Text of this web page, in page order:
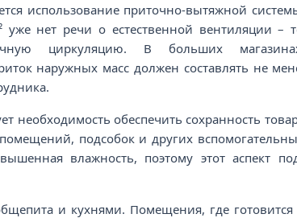
использование приточно-вытяжной
нет речи о естественной вентиляции –
циркуляцию. В больших
наружных масс должен составлять не
необходимость обеспечить сохранность
подсобок и других
влажность, поэтому этот аспект
и кухнями. Помещения, где